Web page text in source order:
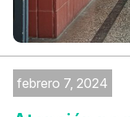
febrero 7, 2024